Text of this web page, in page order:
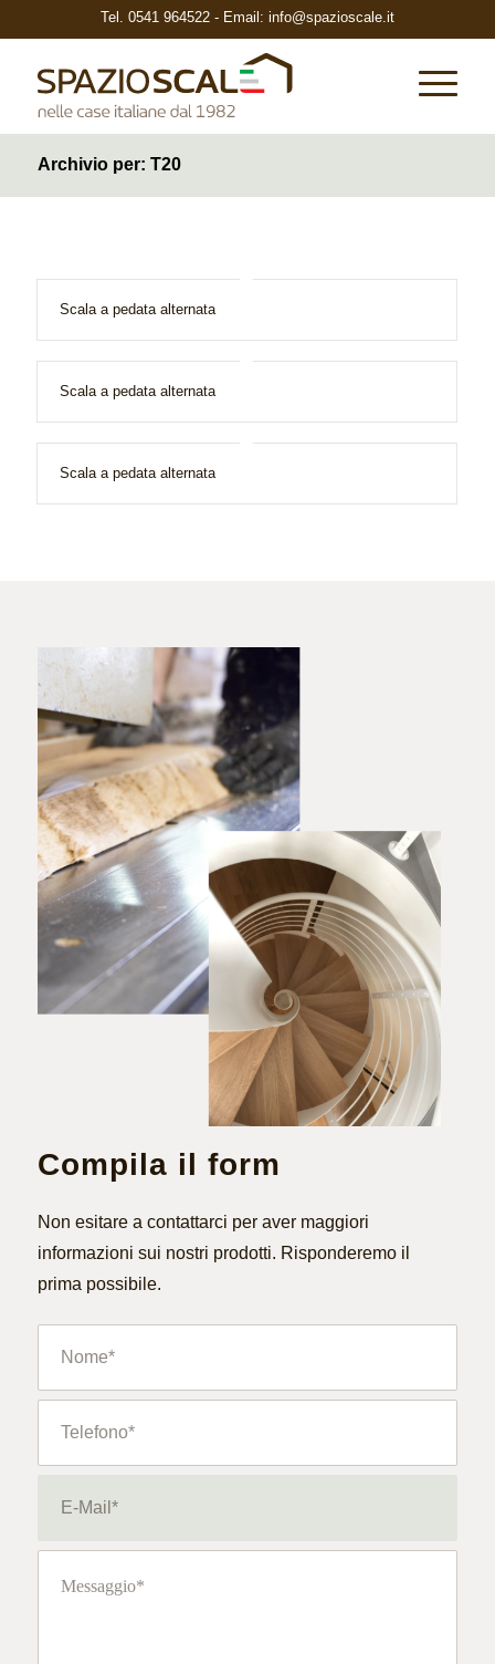
Tel. 0541 964522 - Email: info@spazioscale.it
Archivio per: T20
Scala a pedata alternata
Scala a pedata alternata
Scala a pedata alternata
Compila il form
Non esitare a contattarci per aver maggiori
informazioni sui nostri prodotti. Risponderemo il
prima possibile.